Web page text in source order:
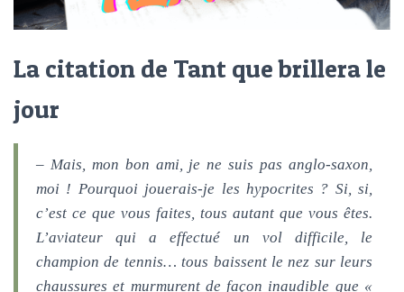
La citation de Tant que brillera le
jour
– Mais, mon bon ami, je ne suis pas anglo-saxon,
moi ! Pourquoi jouerais-je les hypocrites ? Si, si,
c’est ce que vous faites, tous autant que vous êtes.
L’aviateur qui a effectué un vol difficile, le
champion de tennis… tous baissent le nez sur leurs
chaussures et murmurent de façon inaudible que «